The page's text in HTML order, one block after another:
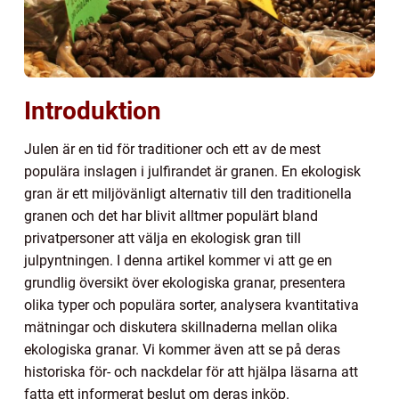
Introduktion
Julen är en tid för traditioner och ett av de mest
populära inslagen i julfirandet är granen. En ekologisk
gran är ett miljövänligt alternativ till den traditionella
granen och det har blivit alltmer populärt bland
privatpersoner att välja en ekologisk gran till
julpyntningen. I denna artikel kommer vi att ge en
grundlig översikt över ekologiska granar, presentera
olika typer och populära sorter, analysera kvantitativa
mätningar och diskutera skillnaderna mellan olika
ekologiska granar. Vi kommer även att se på deras
historiska för- och nackdelar för att hjälpa läsarna att
fatta ett informerat beslut om deras inköp.